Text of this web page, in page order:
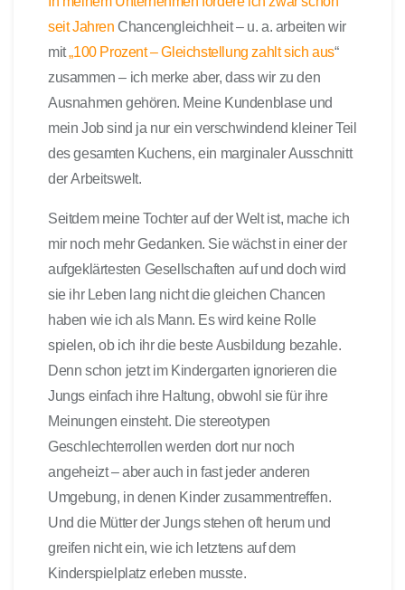
seit JahrenChancengleichheit – u. a. arbeiten wir
mit„100 Prozent – Gleichstellung zahlt sich aus“
zusammen – ich merke aber, dass wir zu den
Ausnahmen gehören. Meine Kundenblase und
mein Job sind ja nur ein verschwindend kleiner Teil
des gesamten Kuchens, ein marginaler Ausschnitt
der Arbeitswelt.
Seitdem meine Tochter auf der Welt ist, mache ich
mir noch mehr Gedanken. Sie wächst in einer der
aufgeklärtesten Gesellschaften auf und doch wird
sie ihr Leben lang nicht die gleichen Chancen
haben wie ich als Mann. Es wird keine Rolle
spielen, ob ich ihr die beste Ausbildung bezahle.
Denn schon jetzt im Kindergarten ignorieren die
Jungs einfach ihre Haltung, obwohl sie für ihre
Meinungen einsteht. Die stereotypen
Geschlechterrollen werden dort nur noch
angeheizt – aber auch in fast jeder anderen
Umgebung, in denen Kinder zusammentreffen.
Und die Mütter der Jungs stehen oft herum und
greifen nicht ein, wie ich letztens auf dem
Kinderspielplatz erleben musste.